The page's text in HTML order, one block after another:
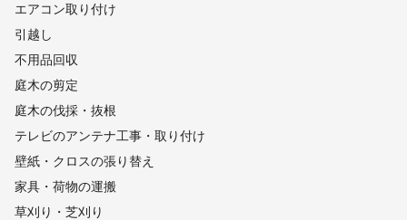
エアコン取り付け
引越し
不用品回収
庭木の剪定
庭木の伐採・抜根
テレビのアンテナ工事・取り付け
壁紙・クロスの張り替え
家具・荷物の運搬
草刈り・芝刈り